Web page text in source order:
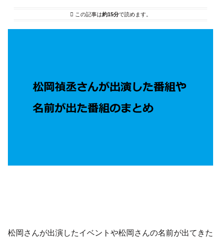
この記事は約15分で読めます。
松岡さんが出演したイベントや松岡さんの名前が出てきた